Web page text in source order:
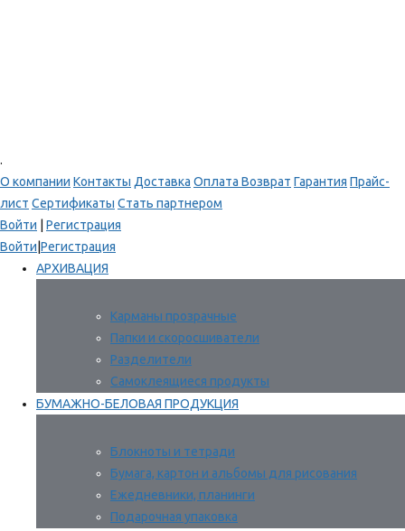
.
О компании Контакты Доставка Оплата Возврат Гарантия Прайс-
лист Сертификаты Стать партнером
Войти
Регистрация
Войти Регистрация
АРХИВАЦИЯ
Карманы прозрачные
Папки и скоросшиватели
Разделители
Самоклеящиеся продукты
БУМАЖНО-БЕЛОВАЯ ПРОДУКЦИЯ
Блокноты и тетради
Бумага, картон и альбомы для рисования
Ежедневники, планинги
Подарочная упаковка